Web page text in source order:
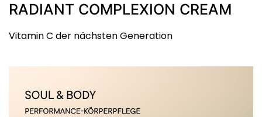
RADIANT COMPLEXION CREAM
Vitamin C der nächsten Generation